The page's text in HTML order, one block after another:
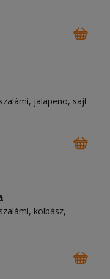
szalámi jalapeno sajt
szalámi kolbász